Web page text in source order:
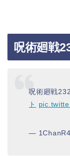
呪術廻戦
呪術廻戦232
ト
—